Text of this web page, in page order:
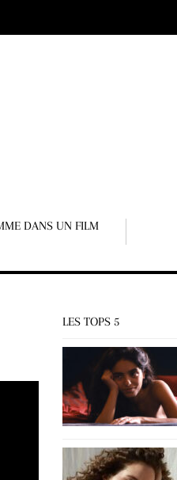
DANS UN FILM
LES TOPS 5